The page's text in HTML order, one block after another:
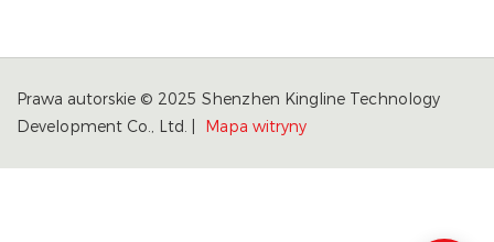
Prawa autorskie © 2025 Shenzhen Kingline Technology
Development Co., Ltd. |
Mapa witryny